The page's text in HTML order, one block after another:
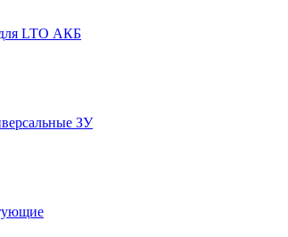
LTO АКБ
ЗУ